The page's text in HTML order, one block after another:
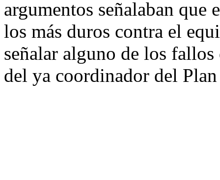
argumentos señalaban
los más duros contra el
señalar alguno de los
del ya coordinador del